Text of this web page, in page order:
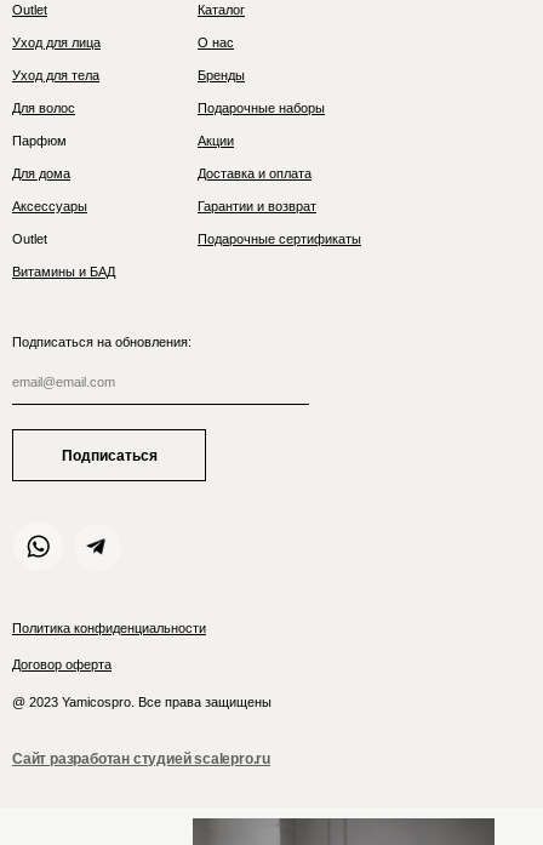
Outlet
Политика конфиденциальности
Договор оферта
@ 2023 Yamicospro. Все права защищены
Уход для лица
Уход для тела
Для волос
Парфюм
Для дома
Аксессуары
Сайт разработан студией scalepro.ru
Outlet
Витамины и БАД
Каталог
О нас
Бренды
Подарочные наборы
Акции
Доставка и оплата
Гарантии и возврат
Подарочные сертификаты
Подписаться на обновления:
Подписаться